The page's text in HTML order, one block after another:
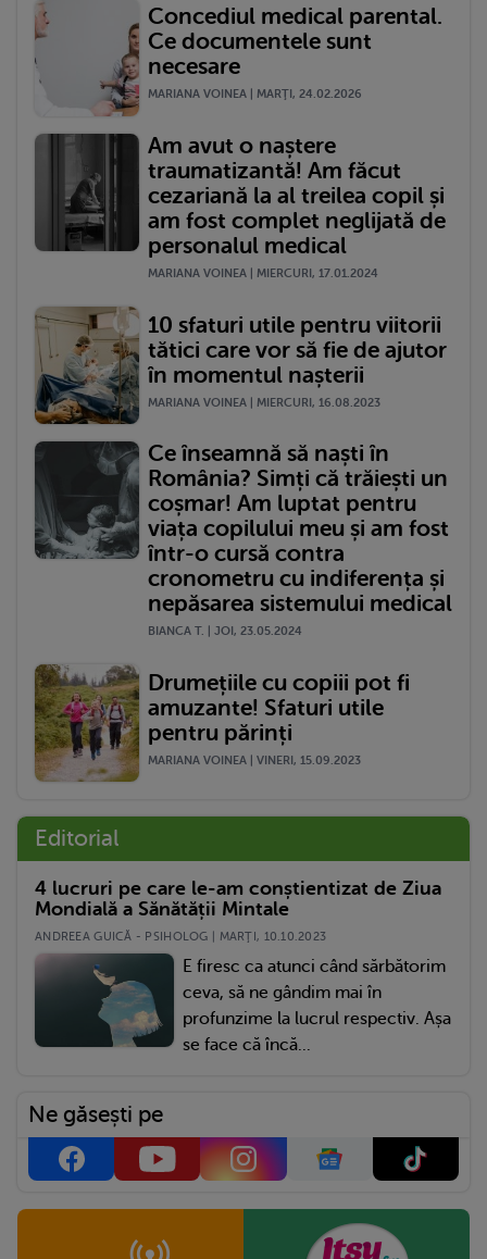
Concediul medical parental.
Ce documentele sunt
necesare
MARIANA VOINEA | MARŢI, 24.02.2026
Am avut o naștere
traumatizantă! Am făcut
cezariană la al treilea copil și
am fost complet neglijată de
personalul medical
MARIANA VOINEA | MIERCURI, 17.01.2024
10 sfaturi utile pentru viitorii
tătici care vor să fie de ajutor
în momentul nașterii
MARIANA VOINEA | MIERCURI, 16.08.2023
Ce înseamnă să naști în
România? Simți că trăiești un
coșmar! Am luptat pentru
viața copilului meu și am fost
într-o cursă contra
cronometru cu indiferența și
nepăsarea sistemului medical
BIANCA T. | JOI, 23.05.2024
Drumețiile cu copiii pot fi
amuzante! Sfaturi utile
pentru părinți
MARIANA VOINEA | VINERI, 15.09.2023
Editorial
4 lucruri pe care le-am conștientizat de Ziua
Mondială a Sănătății Mintale
ANDREEA GUICĂ - PSIHOLOG | MARŢI, 10.10.2023
E firesc ca atunci când sărbătorim
ceva, să ne gândim mai în
profunzime la lucrul respectiv. Așa
se face că încă...
Ne găsești pe